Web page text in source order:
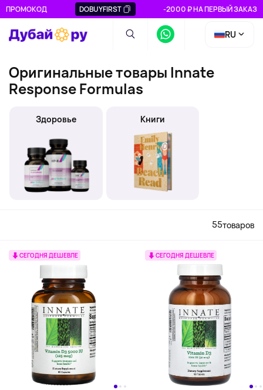
ПРОМОКОД DOBUYFIRST -2000 ₽ НА ПЕРВЫЙ ЗАКАЗ
RU
Оригинальные товары Innate
Response Formulas
Здоровье Книги
55товаров
СЕГОДНЯ ДЕШЕВЛЕ СЕГОДНЯ ДЕШЕВЛЕ